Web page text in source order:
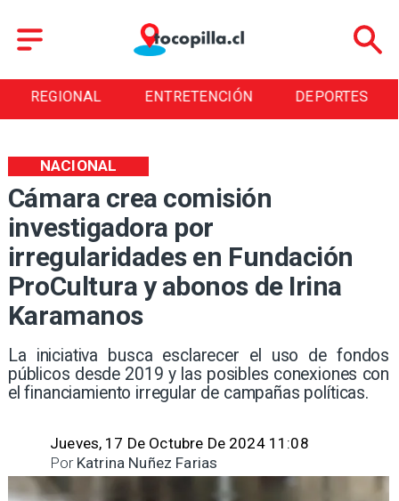
REGIONAL ENTRETENCIÓN DEPORTES
Cámara crea comisión
investigadora por
irregularidades en Fundación
ProCultura y abonos de Irina
Karamanos
​La iniciativa busca esclarecer el uso de fondos
públicos desde 2019 y las posibles conexiones con
el financiamiento irregular de campañas políticas.
NACIONAL
Jueves, 17 De Octubre De 2024 11:08
Katrina Nuñez Farias
Por